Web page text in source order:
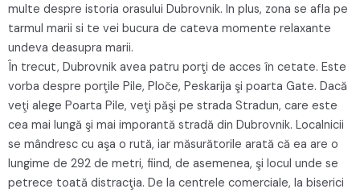
multe despre istoria orasului Dubrovnik. In plus, zona se afla pe
tarmul marii si te vei bucura de cateva momente relaxante
undeva deasupra marii.
În trecut, Dubrovnik avea patru porţi de acces în cetate. Este
vorba despre porţile Pile, Ploče, Peskarija şi poarta Gate. Dacă
veţi alege Poarta Pile, veţi păşi pe strada Stradun, care este
cea mai lungă şi mai imporantă stradă din Dubrovnik. Localnicii
se mândresc cu aşa o rută, iar măsurătorile arată că ea are o
lungime de 292 de metri, fiind, de asemenea, şi locul unde se
petrece toată distracţia. De la centrele comerciale, la biserici